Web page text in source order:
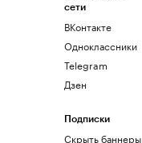
сети
ВКонтакте
Одноклассники
Telegram
Дзен
Подписки
Скрыть баннеры